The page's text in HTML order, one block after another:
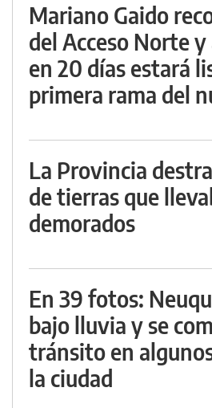
Mariano Gaido
del Acceso Norte
en 20 días estará
primera rama del
La Provincia
de tierras que
demorados
En 39 fotos:
bajo lluvia y se
tránsito en
la ciudad